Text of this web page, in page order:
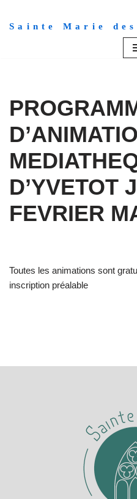
Aller
Sainte Marie des
D’YVETOT
FEVRIER
Toutes les animations sont
inscription préalable